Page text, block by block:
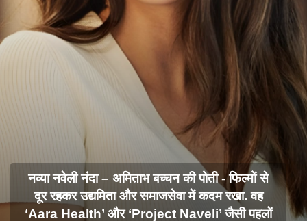
नव्या नवेली नंदा – अमिताभ बच्चन की पोती - फिल्मों से
दूर रहकर उद्यमिता और समाजसेवा में कदम रखा. वह
‘Aara Health’ और ‘Project Naveli’ जैसी पहलों